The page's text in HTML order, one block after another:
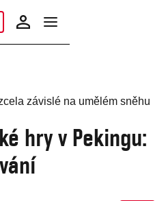
hry v Pekingu: